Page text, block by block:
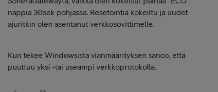
nappia 30sek pohjassa. Resetointia kokeiltu ja uudet
ajuritkin olen asentanut verkkosovittimelle.
Kun tekee Windowsista vianmäärityksen sanoo, että
puuttuu yksi -tai useampi verkkoprotokolla.